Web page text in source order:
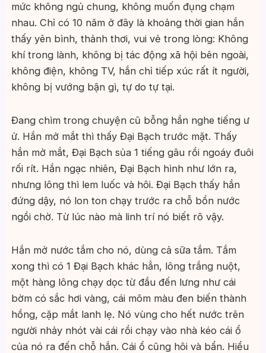
mức không ngủ chung, không muốn đụng chạm
nhau. Chỉ có 10 năm ở đây là khoảng thời gian hắn
thấy yên bình, thảnh thơi, vui vẻ trong lòng: Không
khí trong lành, không bị tác động xã hội bên ngoài,
không điện, không TV, hắn chỉ tiếp xúc rất ít người,
không bị vướng bận gì, tự do tự tại.
Đang chìm trong chuyện cũ bỗng hắn nghe tiếng ư
ử. Hắn mở mắt thì thấy Đại Bạch trước mặt. Thấy
hắn mở mắt, Đại Bạch sủa 1 tiếng gâu rồi ngoáy đuôi
rối rít. Hắn ngạc nhiên, Đại Bạch hình như lớn ra,
nhưng lông thì lem luốc và hôi. Đại Bạch thấy hắn
đứng dậy, nó lon ton chạy trước ra chỗ bồn nước
ngồi chờ. Từ lúc nào mà linh trí nó biết rõ vậy.
Hắn mở nước tắm cho nó, dùng cả sữa tắm. Tắm
xong thì có 1 Đại Bạch khác hẳn, lông trắng nuột,
một hàng lông chạy dọc từ đầu đến lưng như cái
bờm có sắc hơi vàng, cái mõm màu đen biến thành
hồng, cặp mắt lanh lẹ. Nó vùng cho hết nước trên
người nhảy nhót vài cái rồi chạy vào nhà kéo cái ổ
của nó ra đến chỗ hắn. Cái ổ cũng hôi và bẩn. Hiểu